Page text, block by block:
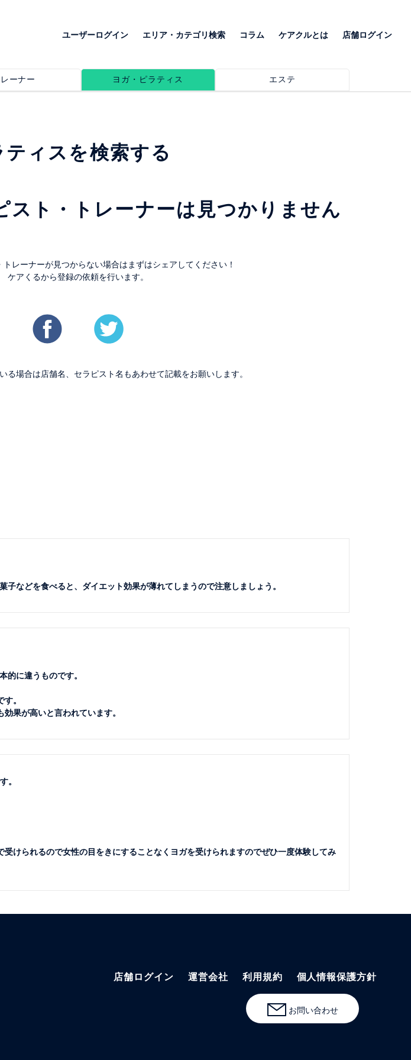
ユーザーログイン エリア・カテゴリ検索 コラム ケアクルとは 店舗ログイン
レーナー ヨガ・ピラティス エステ
ィスを検索する
スト・トレーナーは見つかりません
レーナーが見つからない場合はまずはシェアしてください！
ケアくるから登録の依頼を行います。
る場合は店舗名、セラピスト名もあわせて記載をお願いします。
などを食べると、ダイエット効果が薄れてしまうので注意しましょう。
に違うものです。
。
果が高いと言われています。
。
けられるので女性の目をきにすることなくヨガを受けられますのでぜひ一度体験してみ
店舗ログイン 運営会社 利用規約 個人情報保護方針
お問い合わせ